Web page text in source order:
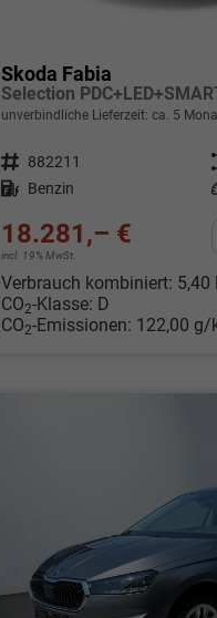
Skoda Fabia
Selection
unverbindliche Lieferzeit: ca. 5
Fahrzeugnr. 882211
Kraftstoff Benzin
18.281,– €
incl. 19% MwSt.
Verbrauch kombiniert: 5,40
CO2-Klasse: D
CO2-Emissionen: 122,00 g/